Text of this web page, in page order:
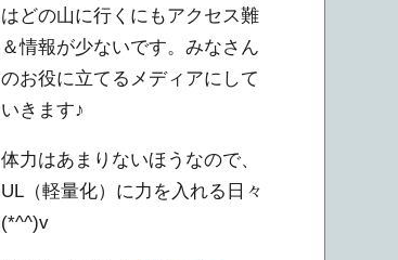
はどの山に行くにもアクセス難
＆情報が少ないです。みなさん
のお役に立てるメディアにして
いきます♪
体力はあまりないほうなので、
UL（軽量化）に力を入れる日々
(*^^)v